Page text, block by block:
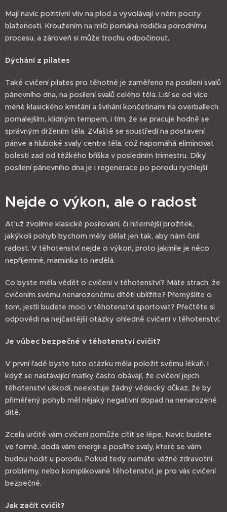
Mají navíc pozitivní vliv na plod a vyvolávají v něm pocity
blaženosti. Kroužením na míči pomáhá rodička porodnímu
procesu, a zároveň si může trochu odpočinout.
Dýchání z pilates
Také cvičení pilates pro těhotné je zaměřeno na posílení svalů
pánevního dna, na posílení svalů celého těla. Liší se od více
méně klasického kmitání a švihání končetinami na overballech
pomalejším, klidným tempem, i tím, že se pracuje hodně se
správným držením těla. Zvláště se soustředí na postavení
pánve a hluboké svaly centra těla, což napomáhá eliminovat
bolesti zad od těžkého bříška v posledním trimestru. Díky
posílení pánevního dna je i regenerace po porodu rychlejší.
Nejde o výkon, ale o radost
Ať už zvolíme klasické posilování, či niternější prožitek,
jakýkoli pohyb bychom měly dělat jen tak, aby nám činil
radost. V těhotenství nejde o výkon, proto jakmile je něco
nepříjemné, maminka to nedělá.
Co byste měla vědět o cvičení v těhotenství? Máte strach, že
cvičením svému nenarozenému dítěti ublížíte? Přemýšlíte o
tom, jestli budete moci v těhotenství sportovat? Přečtěte si
odpovědi na nejčastější otázky ohledně cvičení v těhotenství.
Je vůbec bezpečné v těhotenství cvičit?
V první řadě byste tuto otázku měla položit svému lékaři. I
když se nastávající matky často obávají, že cvičení jejich
těhotenství uškodí, neexistuje žádný vědecký důkaz, že by
přiměřený pohyb měl nějaký negativní dopad na nenarozené
dítě.
Zcela určitě vám cvičení pomůže cítit se lépe. Navíc budete
ve formě, dodá vám energii a posílíte svaly, které se vám
budou hodit u porodu. Pokud tedy nemáte vážné zdravotní
problémy, nebo komplikované těhotenství, je pro vás cvičení
bezpečné.
Jak začít cvičit?